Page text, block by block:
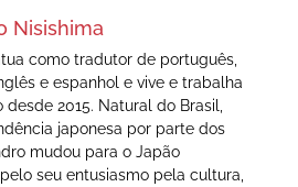
Nisishima
como tradutor de português,
e espanhol e vive e trabalha
desde 2015. Natural do Brasil,
japonesa por parte dos
mudou para o Japão
seu entusiasmo pela cultura,